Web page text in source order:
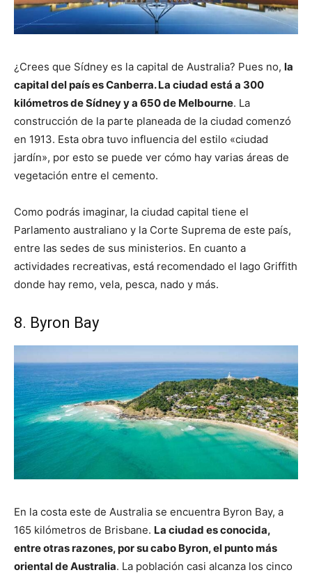
¿Crees que Sídney es la capital de Australia? Pues no, la
capital del país es Canberra. La ciudad está a 300
kilómetros de Sídney y a 650 de Melbourne. La
construcción de la parte planeada de la ciudad comenzó
en 1913. Esta obra tuvo influencia del estilo «ciudad
jardín», por esto se puede ver cómo hay varias áreas de
vegetación entre el cemento.
Como podrás imaginar, la ciudad capital tiene el
Parlamento australiano y la Corte Suprema de este país,
entre las sedes de sus ministerios. En cuanto a
actividades recreativas, está recomendado el lago Griffith
donde hay remo, vela, pesca, nado y más.
8. Byron Bay
En la costa este de Australia se encuentra Byron Bay, a
165 kilómetros de Brisbane. La ciudad es conocida,
entre otras razones, por su cabo Byron, el punto más
oriental de Australia. La población casi alcanza los cinco